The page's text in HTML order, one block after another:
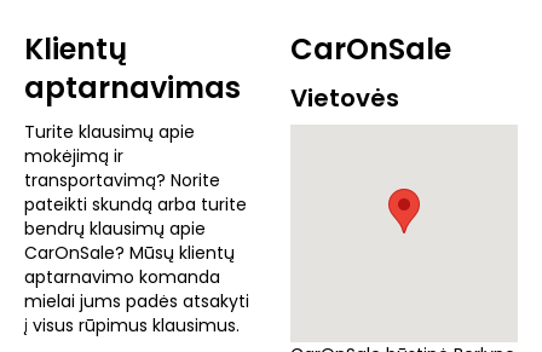
Klientų
aptarnavimas
Turite klausimų apie
mokėjimą ir
transportavimą? Norite
pateikti skundą arba turite
bendrų klausimų apie
CarOnSale? Mūsų klientų
aptarnavimo komanda
mielai jums padės atsakyti
į visus rūpimus klausimus.
CarOnSale
Vietovės